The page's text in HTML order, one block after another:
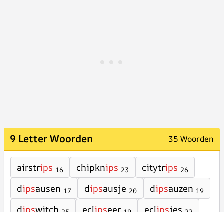
9 Letter Woorden 35 Woorden
airstrips 16 chipknips 23 citytrips 26
dipsausen 17 dipsausje 20 dipsauzen 19
dipswitch eclipseer eclipsjes